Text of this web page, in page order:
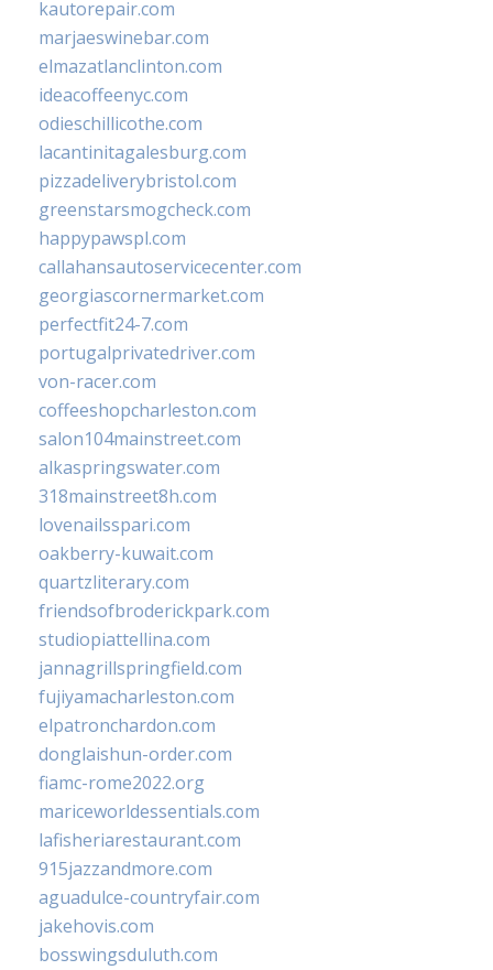
kautorepair.com
marjaeswinebar.com
elmazatlanclinton.com
ideacoffeenyc.com
odieschillicothe.com
lacantinitagalesburg.com
pizzadeliverybristol.com
greenstarsmogcheck.com
happypawspl.com
callahansautoservicecenter.com
georgiascornermarket.com
perfectfit24-7.com
portugalprivatedriver.com
von-racer.com
coffeeshopcharleston.com
salon104mainstreet.com
alkaspringswater.com
318mainstreet8h.com
lovenailsspari.com
oakberry-kuwait.com
quartzliterary.com
friendsofbroderickpark.com
studiopiattellina.com
jannagrillspringfield.com
fujiyamacharleston.com
elpatronchardon.com
donglaishun-order.com
fiamc-rome2022.org
mariceworldessentials.com
lafisheriarestaurant.com
915jazzandmore.com
aguadulce-countryfair.com
jakehovis.com
bosswingsduluth.com